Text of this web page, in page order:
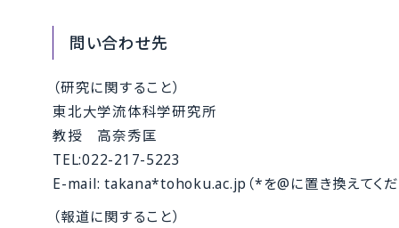
問い合わせ先
（研究に関すること）
東北大学流体科学研究所
教授 高奈秀匡
TEL:022-217-5223
E-mail: takana*tohoku.ac.jp（*を@に置き換えてくだ
（報道に関すること）